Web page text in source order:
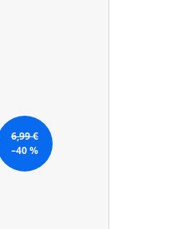
6,99 €
–40 %